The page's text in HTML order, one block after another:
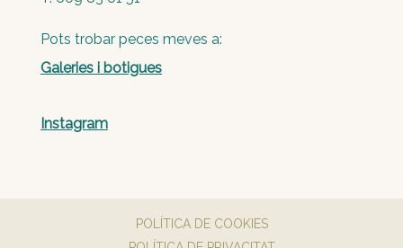
Pots trobar peces meves a:
Galeries i botigues
Instagram
POLÍTICA DE COOKIES